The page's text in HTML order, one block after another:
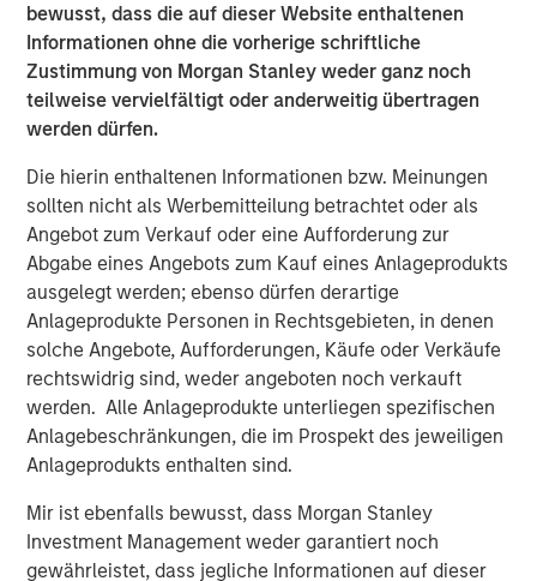
bewusst, dass die auf dieser Website enthaltenen
Informationen ohne die vorherige schriftliche
Zustimmung von Morgan Stanley weder ganz noch
teilweise vervielfältigt oder anderweitig übertragen
werden dürfen.
Die hierin enthaltenen Informationen bzw. Meinungen
sollten nicht als Werbemitteilung betrachtet oder als
Angebot zum Verkauf oder eine Aufforderung zur
Abgabe eines Angebots zum Kauf eines Anlageprodukts
ausgelegt werden; ebenso dürfen derartige
Anlageprodukte Personen in Rechtsgebieten, in denen
solche Angebote, Aufforderungen, Käufe oder Verkäufe
rechtswidrig sind, weder angeboten noch verkauft
werden. Alle Anlageprodukte unterliegen spezifischen
Anlagebeschränkungen, die im Prospekt des jeweiligen
Anlageprodukts enthalten sind.
Mir ist ebenfalls bewusst, dass Morgan Stanley
Investment Management weder garantiert noch
gewährleistet, dass jegliche Informationen auf dieser
Reproduced with permission of:
Ähnliche Einblicke
ARTIKEL
Real Estate Midyear Outlook: Constructive
Amid Fluid Backdrop